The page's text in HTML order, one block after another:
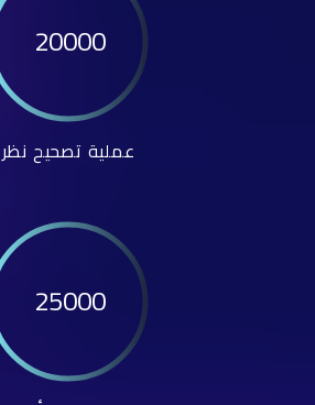
20000
عملية تصحيح نظر
25000